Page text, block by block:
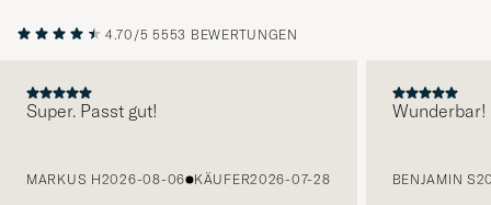
4.70/5 5553 BEWERTUNGEN
Super. Passt gut!
MARKUS H2026-08-06 KÄUFER2026-07-28
Wunderbar!
BENJAMIN S